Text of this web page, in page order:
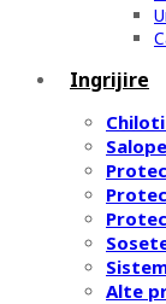
Ingrijire
Alte